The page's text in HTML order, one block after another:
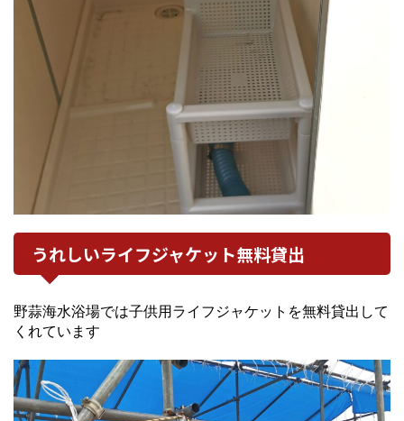
うれしいライフジャケット無料貸出
野蒜海水浴場では子供用ライフジャケットを無料貸出して
くれています